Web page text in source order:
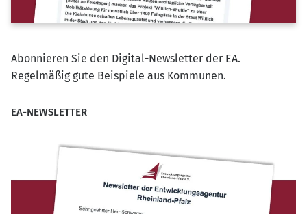
Abonnieren Sie den Digital-Newsletter der EA.
Regelmäßig gute Beispiele aus Kommunen.
EA-NEWSLETTER